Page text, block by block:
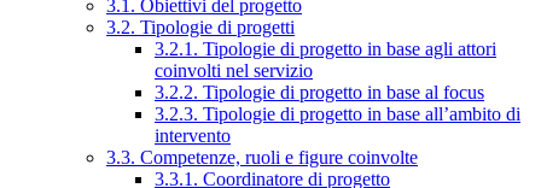
3.1. Obiettivi del progetto
3.2. Tipologie di progetti
3.2.1. Tipologie di progetto in base agli attori
coinvolti nel servizio
3.2.2. Tipologie di progetto in base al focus
3.2.3. Tipologie di progetto in base all’ambito di
intervento
3.3. Competenze, ruoli e figure coinvolte
3.3.1. Coordinatore di progetto